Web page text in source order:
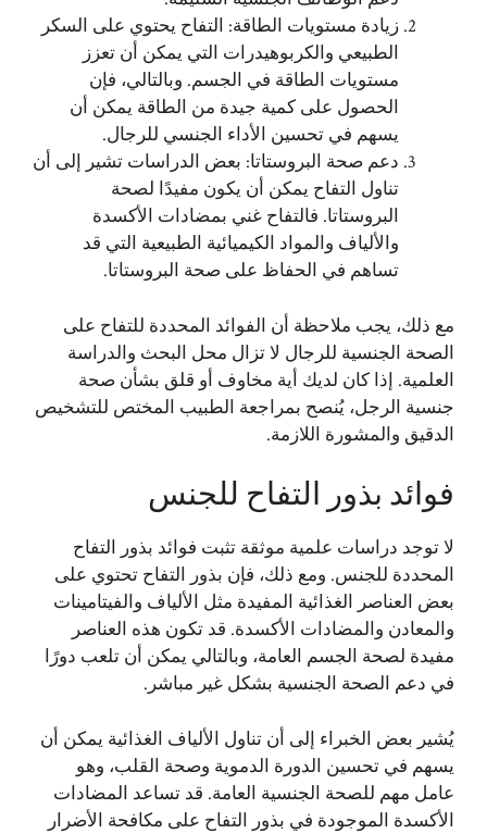
زيادة مستويات الطاقة: التفاح يحتوي على السكر
الطبيعي والكربوهيدرات التي يمكن أن تعزز
مستويات الطاقة في الجسم. وبالتالي، فإن
الحصول على كمية جيدة من الطاقة يمكن أن
يسهم في تحسين الأداء الجنسي للرجال.
دعم صحة البروستاتا: بعض الدراسات تشير إلى أن
تناول التفاح يمكن أن يكون مفيدًا لصحة
البروستاتا. فالتفاح غني بمضادات الأكسدة
والألياف والمواد الكيميائية الطبيعية التي قد
تساهم في الحفاظ على صحة البروستاتا.
مع ذلك، يجب ملاحظة أن الفوائد المحددة للتفاح على
الصحة الجنسية للرجال لا تزال محل البحث والدراسة
العلمية. إذا كان لديك أية مخاوف أو قلق بشأن صحة
جنسية الرجل، يُنصح بمراجعة الطبيب المختص للتشخيص
الدقيق والمشورة اللازمة.
فوائد بذور التفاح للجنس
لا توجد دراسات علمية موثقة تثبت فوائد بذور التفاح
المحددة للجنس. ومع ذلك، فإن بذور التفاح تحتوي على
بعض العناصر الغذائية المفيدة مثل الألياف والفيتامينات
والمعادن والمضادات الأكسدة. قد تكون هذه العناصر
مفيدة لصحة الجسم العامة، وبالتالي يمكن أن تلعب دورًا
في دعم الصحة الجنسية بشكل غير مباشر.
يُشير بعض الخبراء إلى أن تناول الألياف الغذائية يمكن أن
يسهم في تحسين الدورة الدموية وصحة القلب، وهو
عامل مهم للصحة الجنسية العامة. قد تساعد المضادات
الأكسدة الموجودة في بذور التفاح على مكافحة الأضرار